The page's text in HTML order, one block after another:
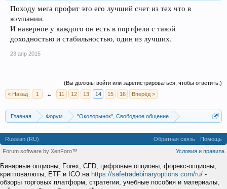
Походу мега профит это его лучший счет из тех что в
компании.
И наверное у каждого он есть в портфели с такой
доходностью и стабильностью, один из лучших.
23 апр 2015
(Вы должны войти или зарегистрироваться, чтобы ответить.)
< Назад
1 ← 11 12 13 14 15 16 Вперёд >
Главная Форум
"Околорынок", Свободное общение
Russian (RU)
Обратная связь
Помощь
Условия и правила
Forum software by XenForo™
Бинарные опционы, Forex, CFD, цифровые опционы, форекс-опционы,
криптовалюты, ETF и ICO на https://safetradebinaryoptions.com/ru/ -
обзоры торговых платформ, стратегии, учебные пособия и материалы,